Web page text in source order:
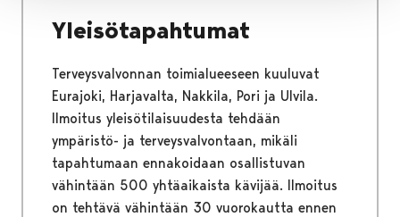
Yleisötapahtumat
Terveysvalvonnan toimialueeseen kuuluvat
Eurajoki, Harjavalta, Nakkila, Pori ja Ulvila.
Ilmoitus yleisötilaisuudesta tehdään
ympäristö- ja terveysvalvontaan, mikäli
tapahtumaan ennakoidaan osallistuvan
vähintään 500 yhtäaikaista kävijää. Ilmoitus
on tehtävä vähintään 30 vuorokautta ennen